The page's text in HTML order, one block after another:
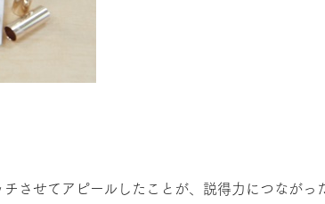
せてアピールしたことが、説得力につながっ